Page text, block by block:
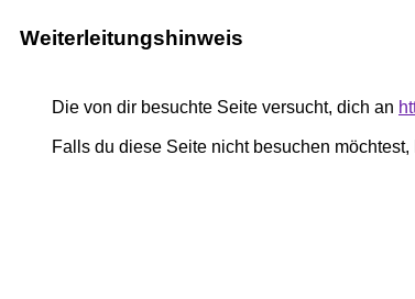
Weiterleitungshinweis
Die von dir besuchte Seite versucht, dich an
Falls du diese Seite nicht besuchen möchtest,